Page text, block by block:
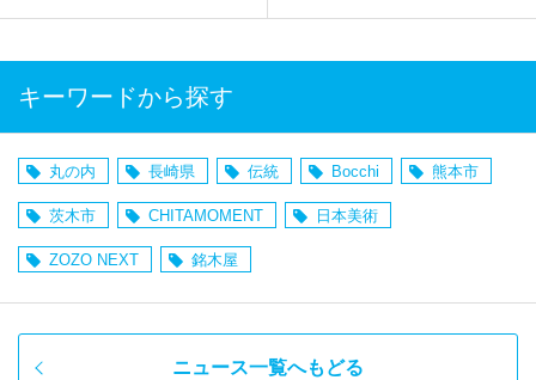
キーワードから探す
丸の内 長崎県 伝統 Bocchi 熊本市
茨木市 CHITAMOMENT 日本美術
ZOZO NEXT 銘木屋
ニュース一覧へもどる